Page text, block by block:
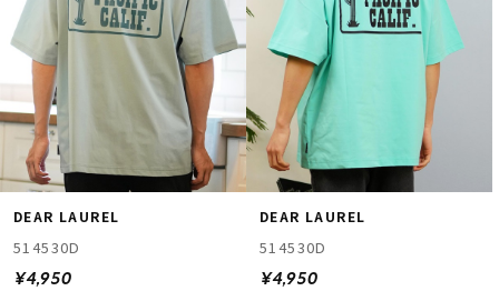
DEAR LAUREL
514530D
¥4,950
DEAR LAUREL
514530D
¥4,950